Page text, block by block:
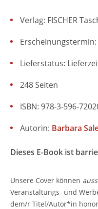
Verlag: FISCHER
Erscheinungstermin:
Lieferstatus:
ISBN: 978-3-596-
248 Seiten
Autorin: Barbara
Dieses E-Book ist
Unsere Cover können
Veranstaltungs- und
dem/r Titel/Autor*in